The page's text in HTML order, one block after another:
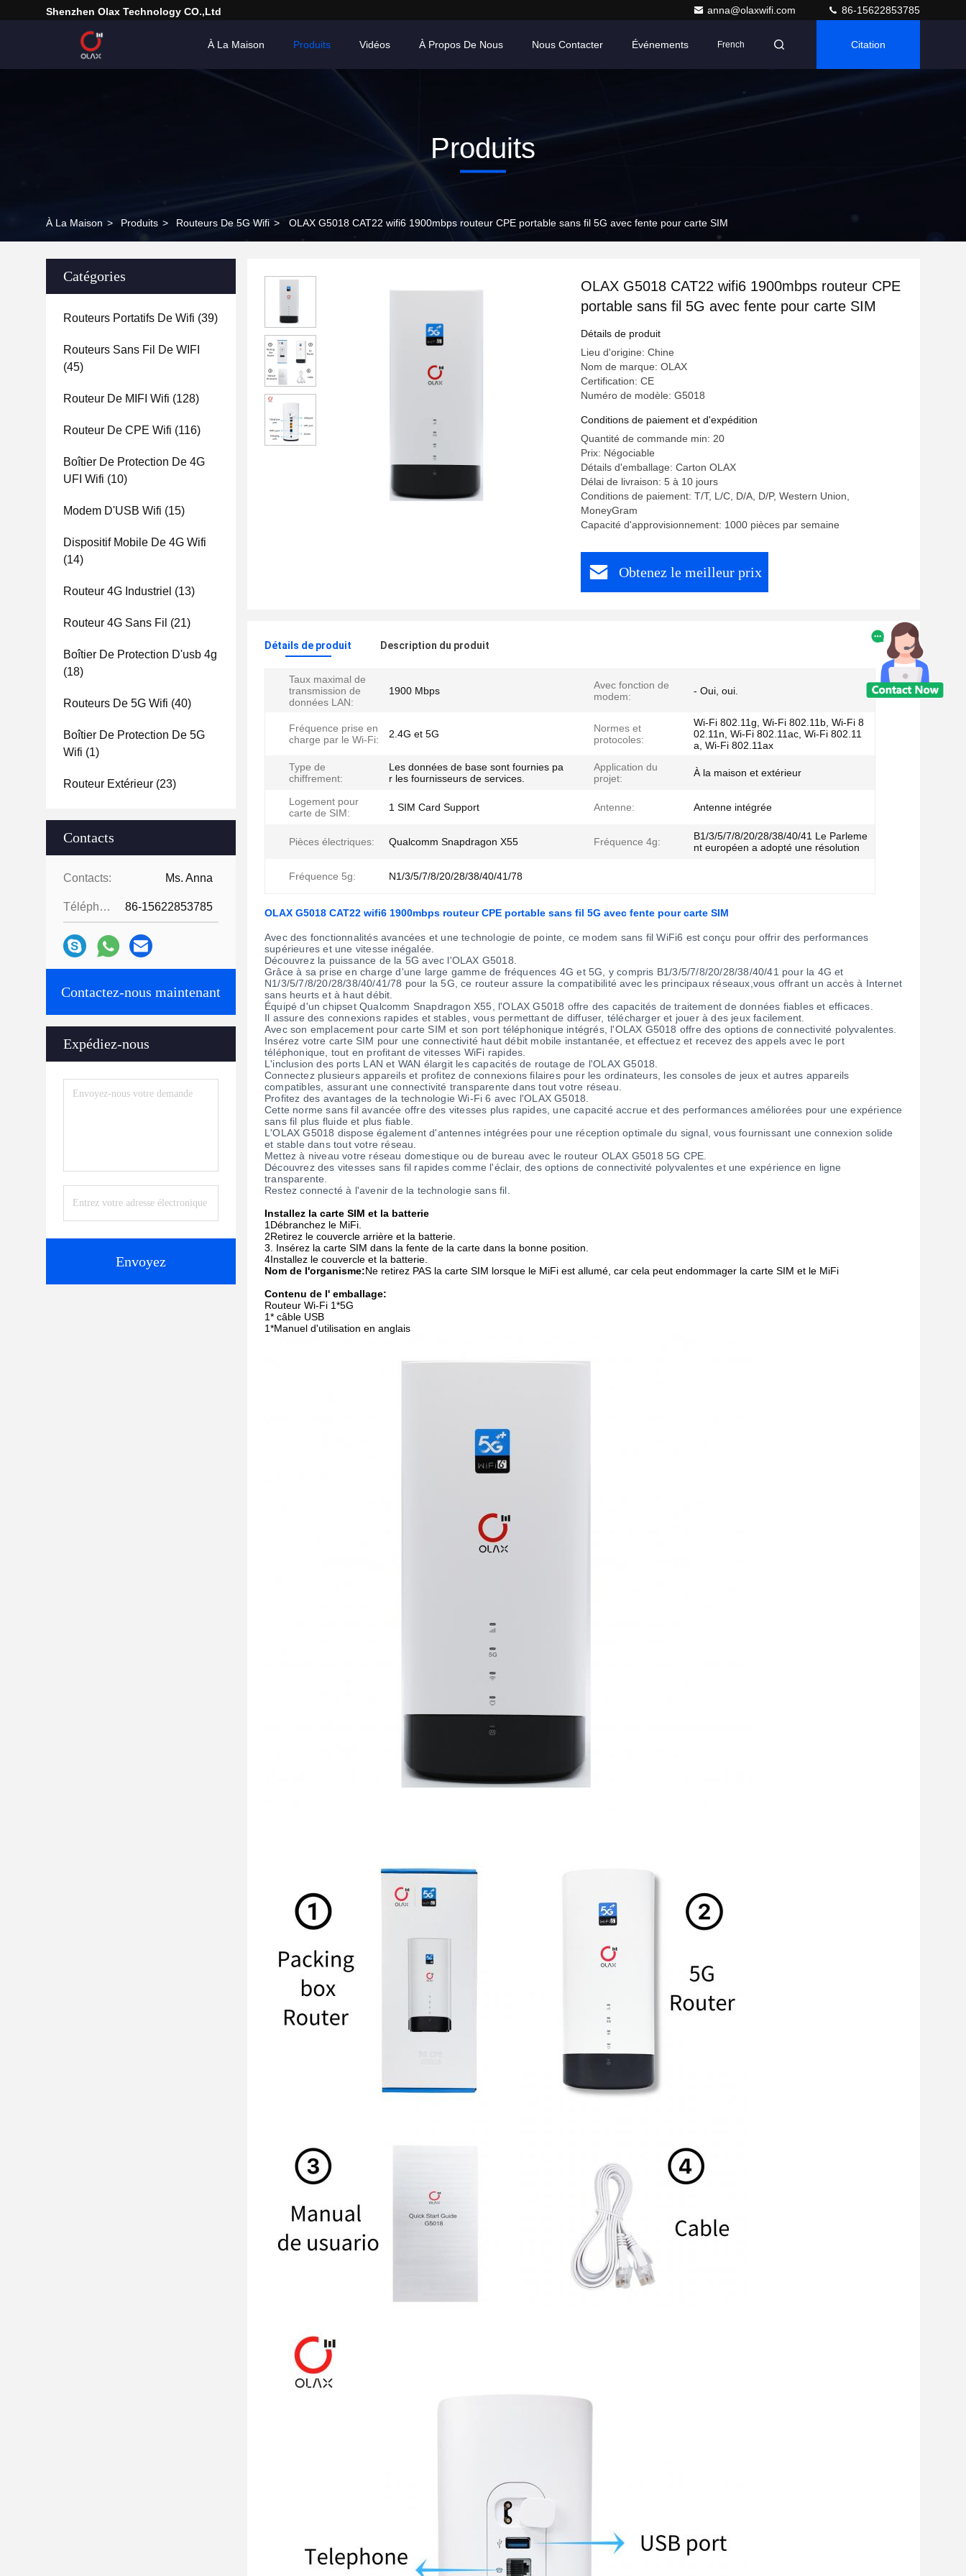
Shenzhen Olax Technology CO.,Ltd anna@olaxwifi.com 86-15622853785
À La Maison Produits Vidéos À Propos De Nous Nous Contacter Événements French Citation
Produits
À La Maison > Produits > Routeurs De 5G Wifi > OLAX G5018 CAT22 wifi6 1900mbps routeur CPE portable sans fil 5G avec fente pour carte SIM
Catégories
Routeurs Portatifs De Wifi (39)
Routeurs Sans Fil De WIFI
(45)
Routeur De MIFI Wifi (128)
Routeur De CPE Wifi (116)
Boîtier De Protection De 4G
UFI Wifi (10)
Modem D'USB Wifi (15)
Dispositif Mobile De 4G Wifi
(14)
Routeur 4G Industriel (13)
Routeur 4G Sans Fil (21)
Boîtier De Protection D'usb 4g
(18)
Routeurs De 5G Wifi (40)
Boîtier De Protection De 5G
Wifi (1)
Routeur Extérieur (23)
Contacts
Contacts: Ms. Anna
Téléphone: 86-15622853785
Contactez-nous maintenant
Expédiez-nous
Envoyez
OLAX G5018 CAT22 wifi6 1900mbps routeur CPE
portable sans fil 5G avec fente pour carte SIM
Détails de produit
Lieu d'origine: Chine
Nom de marque: OLAX
Certification: CE
Numéro de modèle: G5018
Conditions de paiement et d'expédition
Quantité de commande min: 20
Prix: Négociable
Détails d'emballage: Carton OLAX
Délai de livraison: 5 à 10 jours
Conditions de paiement: T/T, L/C, D/A, D/P, Western Union,
MoneyGram
Capacité d'approvisionnement: 1000 pièces par semaine
Obtenez le meilleur prix
Détails de produit Description du produit
Taux maximal de
transmission de
données LAN:
1900 Mbps
Avec fonction de
modem:
- Oui, oui.
Fréquence prise en
charge par le Wi-Fi:
2.4G et 5G
Normes et
protocoles:
Wi-Fi 802.11g, Wi-Fi 802.11b, Wi-Fi 8
02.11n, Wi-Fi 802.11ac, Wi-Fi 802.11
a, Wi-Fi 802.11ax
Type de
chiffrement:
Les données de base sont fournies pa
r les fournisseurs de services.
Application du
projet:
À la maison et extérieur
Logement pour
carte de SIM:
1 SIM Card Support Antenne: Antenne intégrée
Pièces électriques: Qualcomm Snapdragon X55 Fréquence 4g:
B1/3/5/7/8/20/28/38/40/41 Le Parleme
nt européen a adopté une résolution
Fréquence 5g: N1/3/5/7/8/20/28/38/40/41/78
OLAX G5018 CAT22 wifi6 1900mbps routeur CPE portable sans fil 5G avec fente pour carte SIM
Avec des fonctionnalités avancées et une technologie de pointe, ce modem sans fil WiFi6 est conçu pour offrir des performances
supérieures et une vitesse inégalée.
Découvrez la puissance de la 5G avec l'OLAX G5018.
Grâce à sa prise en charge d'une large gamme de fréquences 4G et 5G, y compris B1/3/5/7/8/20/28/38/40/41 pour la 4G et
N1/3/5/7/8/20/28/38/40/41/78 pour la 5G, ce routeur assure la compatibilité avec les principaux réseaux,vous offrant un accès à Internet
sans heurts et à haut débit.
Équipé d'un chipset Qualcomm Snapdragon X55, l'OLAX G5018 offre des capacités de traitement de données fiables et efficaces.
Il assure des connexions rapides et stables, vous permettant de diffuser, télécharger et jouer à des jeux facilement.
Avec son emplacement pour carte SIM et son port téléphonique intégrés, l'OLAX G5018 offre des options de connectivité polyvalentes.
Insérez votre carte SIM pour une connectivité haut débit mobile instantanée, et effectuez et recevez des appels avec le port
téléphonique, tout en profitant de vitesses WiFi rapides.
L'inclusion des ports LAN et WAN élargit les capacités de routage de l'OLAX G5018.
Connectez plusieurs appareils et profitez de connexions filaires pour les ordinateurs, les consoles de jeux et autres appareils
compatibles, assurant une connectivité transparente dans tout votre réseau.
Profitez des avantages de la technologie Wi-Fi 6 avec l'OLAX G5018.
Cette norme sans fil avancée offre des vitesses plus rapides, une capacité accrue et des performances améliorées pour une expérience
sans fil plus fluide et plus fiable.
L'OLAX G5018 dispose également d'antennes intégrées pour une réception optimale du signal, vous fournissant une connexion solide
et stable dans tout votre réseau.
Mettez à niveau votre réseau domestique ou de bureau avec le routeur OLAX G5018 5G CPE.
Découvrez des vitesses sans fil rapides comme l'éclair, des options de connectivité polyvalentes et une expérience en ligne
transparente.
Restez connecté à l'avenir de la technologie sans fil.
Installez la carte SIM et la batterie
1Débranchez le MiFi.
2Retirez le couvercle arrière et la batterie.
3. Insérez la carte SIM dans la fente de la carte dans la bonne position.
4Installez le couvercle et la batterie.
Nom de l'organisme:Ne retirez PAS la carte SIM lorsque le MiFi est allumé, car cela peut endommager la carte SIM et le MiFi
Contenu de l' emballage:
Routeur Wi-Fi 1*5G
1* câble USB
1*Manuel d'utilisation en anglais